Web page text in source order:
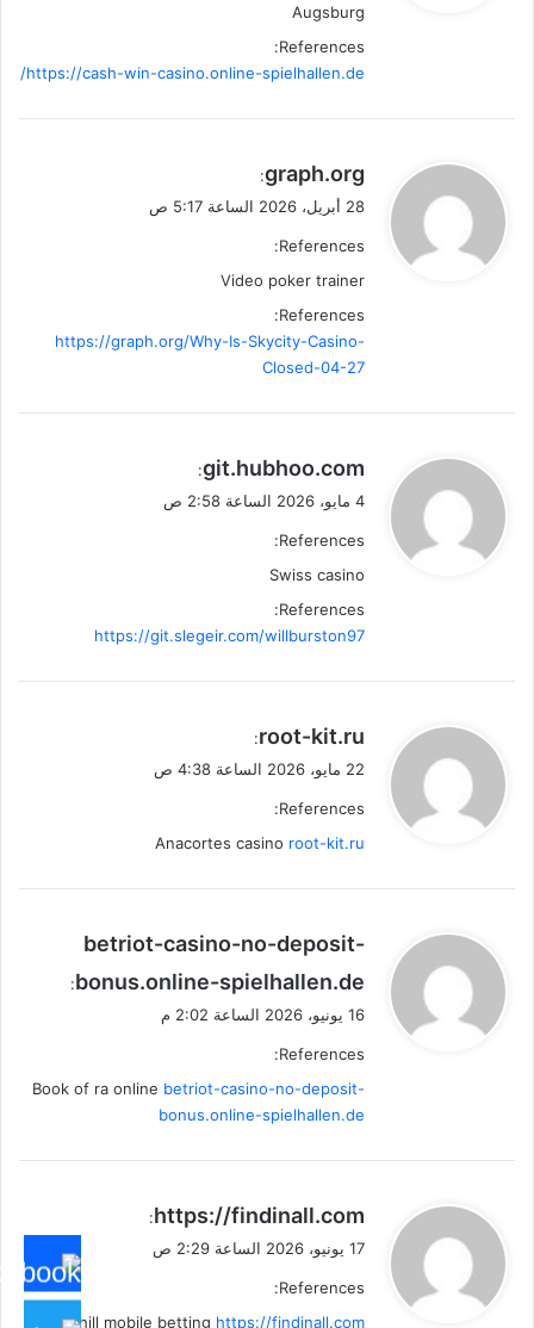
Augsburg
References:
https://cash-win-casino.online-spielhallen.de/
ي
ل
graph.org
:
28 أبريل، 2026 الساعة 5:17 ص
References:
Video poker trainer
References:
https://graph.org/Why-Is-Skycity-Casino-
Closed-04-27
ي
ل
git.hubhoo.com
:
4 مايو، 2026 الساعة 2:58 ص
References:
Swiss casino
References:
https://git.slegeir.com/willburston97
ي
ل
root-kit.ru
:
22 مايو، 2026 الساعة 4:38 ص
References:
Anacortes casino root-kit.ru
و
ل
betriot-casino-no-deposit-
bonus.online-spielhallen.de
:
16 يونيو، 2026 الساعة 2:02 م
References:
Book of ra online betriot-casino-no-deposit-
bonus.online-spielhallen.de
ي
ل
https://findinall.com
:
17 يونيو، 2026 الساعة 2:29 ص
References:
William hill mobile betting https://findinall.com